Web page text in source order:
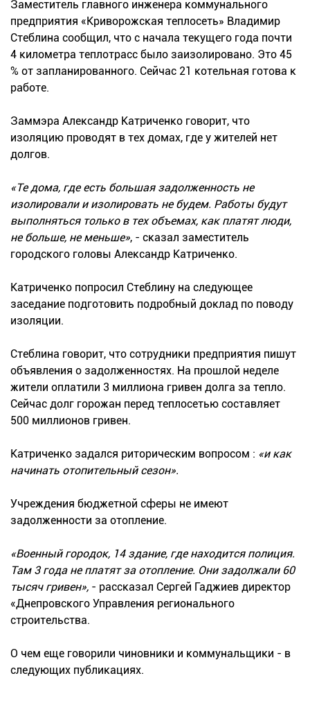
Заместитель главного инженера коммунального
предприятия «Криворожская теплосеть» Владимир
Стеблина сообщил, что с начала текущего года почти
4 километра теплотрасс было заизолировано. Это 45
% от запланированного. Сейчас 21 котельная готова к
работе.
Заммэра Александр Катриченко говорит, что
изоляцию проводят в тех домах, где у жителей нет
долгов.
«Те дома, где есть большая задолженность не
изолировали и изолировать не будем. Работы будут
выполняться только в тех объемах, как платят люди,
не больше, не меньше», - сказал заместитель
городского головы Александр Катриченко.
Катриченко попросил Стеблину на следующее
заседание подготовить подробный доклад по поводу
изоляции.
Стеблина говорит, что сотрудники предприятия пишут
объявления о задолженностях. На прошлой неделе
жители оплатили 3 миллиона гривен долга за тепло.
Сейчас долг горожан перед теплосетью составляет
500 миллионов гривен.
Катриченко задался риторическим вопросом : «и как
начинать отопительный сезон».
Учреждения бюджетной сферы не имеют
задолженности за отопление.
«Военный городок, 14 здание, где находится полиция.
Там 3 года не платят за отопление. Они задолжали 60
тысяч гривен», - рассказал Сергей Гаджиев директор
«Днепровского Управления регионального
строительства.
О чем еще говорили чиновники и коммунальщики - в
следующих публикациях.